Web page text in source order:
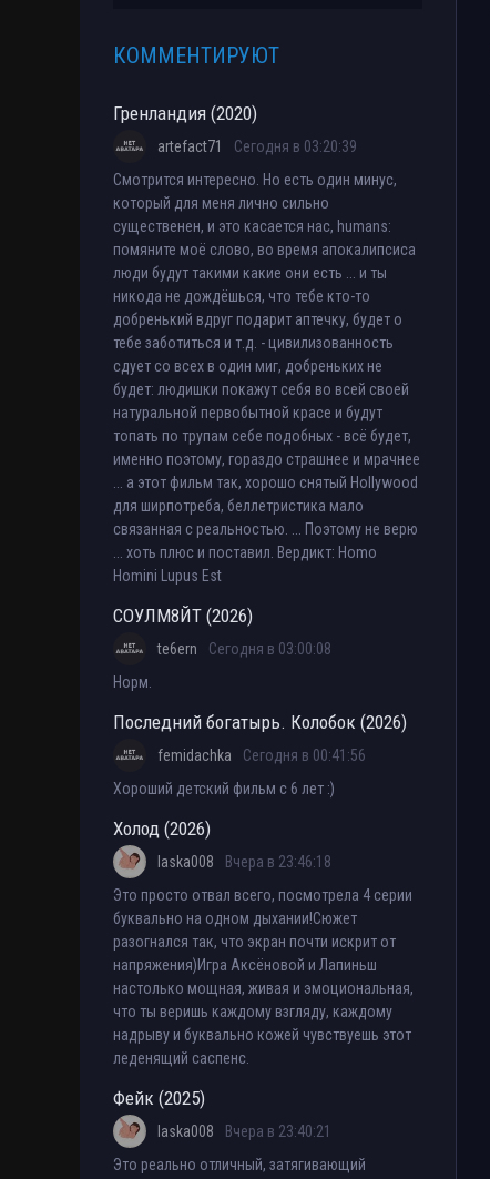
КОММЕНТИРУЮТ
Гренландия (2020)
artefact71
Сегодня в 03:20:39
Смотрится интересно. Но есть один минус,
который для меня лично сильно
существенен, и это касается нас, humans:
помяните моё слово, во время апокалипсиса
люди будут такими какие они есть ... и ты
никода не дождёшься, что тебе кто-то
добренький вдруг подарит аптечку, будет о
тебе заботиться и т.д. - цивилизованность
сдует со всех в один миг, добреньких не
будет: людишки покажут себя во всей своей
натуральной первобытной красе и будут
топать по трупам себе подобных - всё будет,
именно поэтому, гораздо страшнее и мрачнее
... а этот фильм так, хорошо снятый Hollywood
для ширпотреба, беллетристика мало
связанная с реальностью. ... Поэтому не верю
... хоть плюс и поставил. Вердикт: Homo
Homini Lupus Est
СОУЛМ8ЙТ (2026)
te6ern
Сегодня в 03:00:08
Норм.
Последний богатырь. Колобок (2026)
femidachka
Сегодня в 00:41:56
Хороший детский фильм с 6 лет :)
Холод (2026)
laska008
Вчера в 23:46:18
Это просто отвал всего, посмотрела 4 серии
буквально на одном дыхании!Сюжет
разогнался так, что экран почти искрит от
напряжения)Игра Аксёновой и Лапиньш
настолько мощная, живая и эмоциональная,
что ты веришь каждому взгляду, каждому
надрыву и буквально кожей чувствуешь этот
леденящий саспенс.
Фейк (2025)
laska008
Вчера в 23:40:21
Это реально отличный, затягивающий